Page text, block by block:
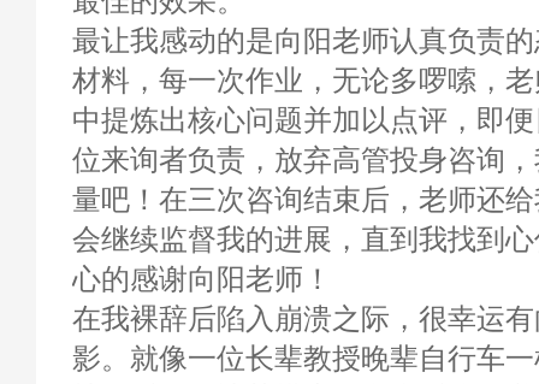
最让我感动的是向阳老师认真负责
材料，每一次作业，无论多啰嗦，
中提炼出核心问题并加以点评，即
位来询者负责，放弃高管投身咨询
量吧！在三次咨询结束后，老师还
会继续监督我的进展，直到我找到
心的感谢向阳老师！
在我裸辞后陷入崩溃之际，很幸运
影。就像一位长辈教授晚辈自行车